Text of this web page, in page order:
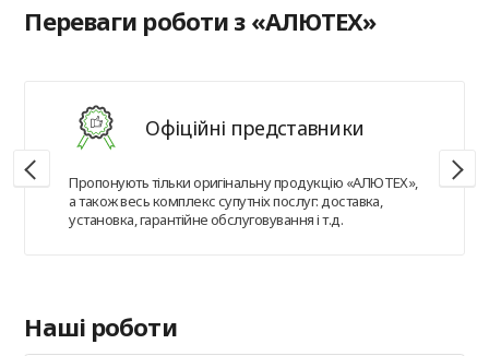
Переваги роботи з «АЛЮТЕХ»
Офіційні представники
Пропонують тільки оригінальну продукцію «АЛЮТЕХ»,
а також весь комплекс супутніх послуг: доставка,
установка, гарантійне обслуговування і т.д.
Наші роботи